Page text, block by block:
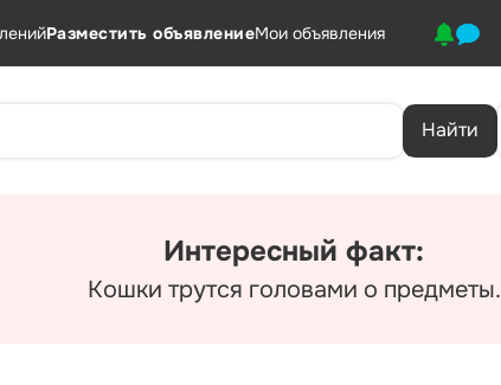
Разместить объявлениеМои объявления
Найти
Интересный факт:
Кошки трутся головами о предметы.